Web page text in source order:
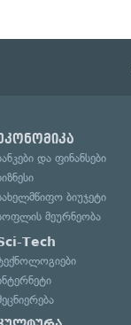
და ფინანსები
ბიუჯეტი
მეურნეობა
Tech